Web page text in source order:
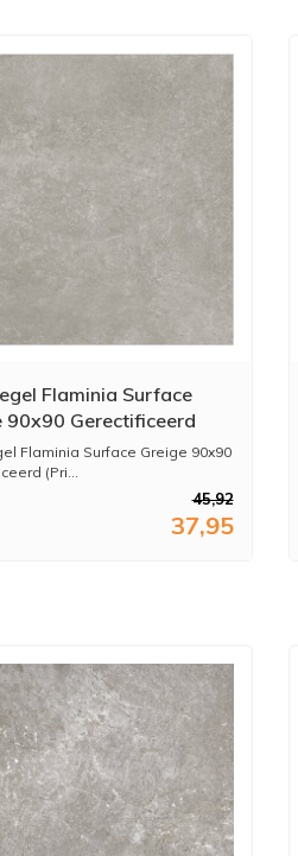
Flaminia Surface
90x90 Gerectificeerd
M2)
Flaminia Surface Greige 90x90
(Pri...
45,92
37,95